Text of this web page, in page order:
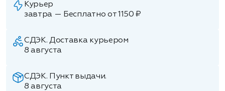
Курьер
завтра — Бесплатно от 1150 ₽
СДЭК. Доставка курьером
8 августа
СДЭК. Пункт выдачи.
8 августа